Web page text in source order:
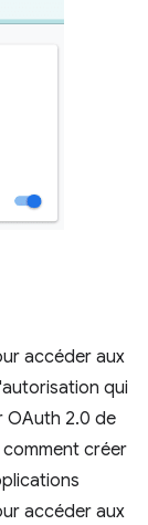
accéder aux
qui
OAuth 2.0 de
créer
accéder aux